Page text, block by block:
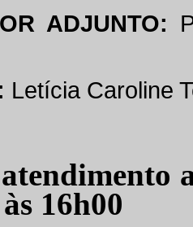
ADJUNTO:
Letícia Caroline
16h00